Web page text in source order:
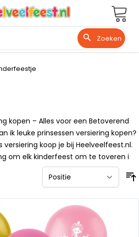
Zoeken
kopen – Alles voor een Betoverend
ik leuke prinsessen versiering kopen?
versiering koop je bij Heelveelfeest.nl.
om elk kinderfeest om te toveren i